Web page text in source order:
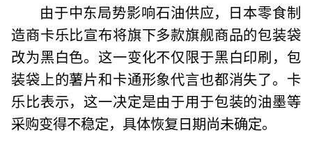
由于中东局势影响石油供应，日本零食制
造商卡乐比宣布将旗下多款旗舰商品的包装袋
改为黑白色。这一变化不仅限于黑白印刷，包
装袋上的薯片和卡通形象代言也都消失了。卡
乐比表示，这一决定是由于用于包装的油墨等
采购变得不稳定，具体恢复日期尚未确定。